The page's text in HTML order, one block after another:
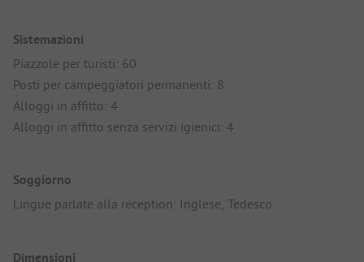
Sistemazioni
Piazzole per turisti: 60
Posti per campeggiatori permanenti: 8
Alloggi in affitto: 4
Alloggi in affitto senza servizi igienici: 4
Soggiorno
Lingue parlate alla reception: Inglese, Tedesco
Dimensioni